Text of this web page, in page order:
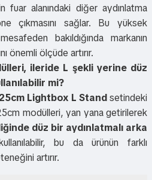
fuar alanındaki diğer aydınlatma
çıkmasını sağlar. Bu yüksek
bakıldığında markanın
önemli ölçüde artırır.
ileride L şekli yerine düz
mi?
Lightbox L Standsetindeki
modülleri, yan yana getirilerek
düz bir aydınlatmalı arka
bu da ürünün farklı
artırır.